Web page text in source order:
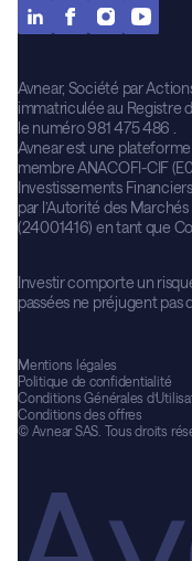
Avnear, Société par
immatriculée au Registre
le numéro 981 475 486 .
Avnear est une
membre ANACOFI-CIF
Investissements
par l’Autorité des
(24001416) en tant que
Investir comporte un
passées ne préjugent pas
© Avnear SAS. Tous droits
Mentions légales
Politique de confidentialité
Conditions Générales
Conditions des offres